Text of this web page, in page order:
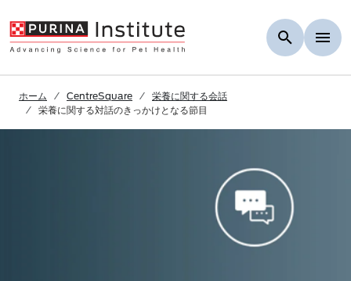
ホーム CentreSquare
栄養に関する会話
栄養に関する対話のきっかけとなる節目